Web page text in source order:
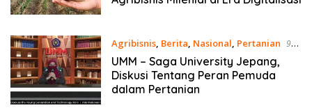
Agribisnis, Berita, Nasional, Pertanian 9
Februari 2021
UMM – Saga University Jepang,
Diskusi Tentang Peran Pemuda
dalam Pertanian